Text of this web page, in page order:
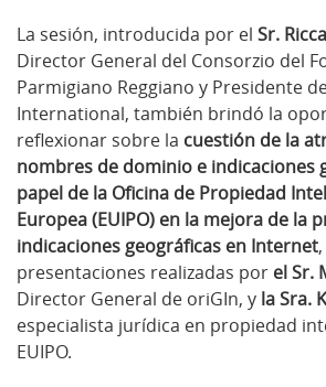
La sesión, introducida por el Sr.
Director General del Consorzio del
Parmigiano Reggiano y Presidente
International, también brindó la
reflexionar sobre la cuestión de la
nombres de dominio e indicaciones
papel de la Oficina de Propiedad
Europea (EUIPO) en la mejora de la
indicaciones geográficas en Internet
presentaciones realizadas por el Sr.
Director General de oriGIn, y la Sra.
especialista jurídica en propiedad
EUIPO.